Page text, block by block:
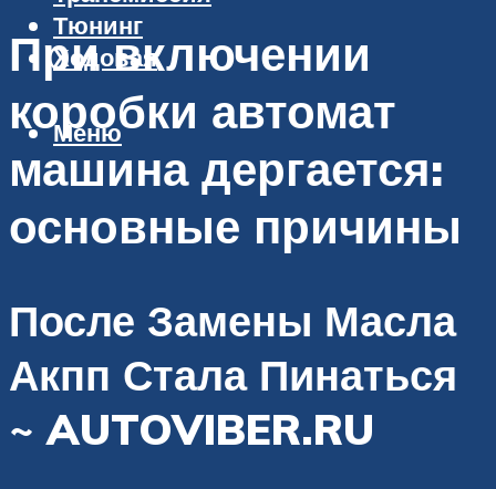
Тюнинг
Ходовая
Меню
При включении
коробки автомат
машина дергается:
основные причины
После Замены Масла
Акпп Стала Пинаться
~ AUTOVIBER.RU